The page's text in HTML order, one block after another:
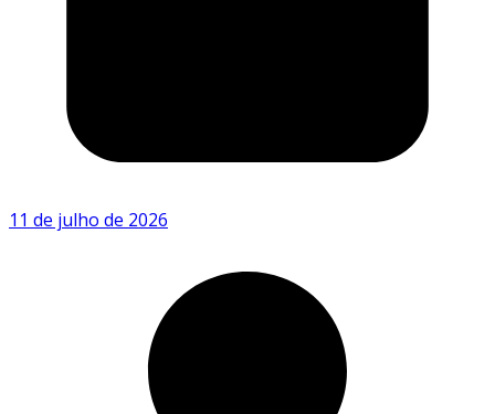
11 de julho de 2026